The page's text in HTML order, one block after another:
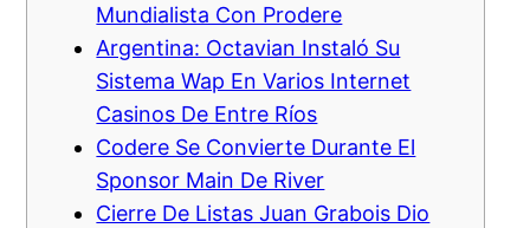
Mundialista Con Prodere
Argentina: Octavian Instaló Su
Sistema Wap En Varios Internet
Casinos De Entre Ríos
Codere Se Convierte Durante El
Sponsor Main De River
Cierre De Listas Juan Grabois Dio